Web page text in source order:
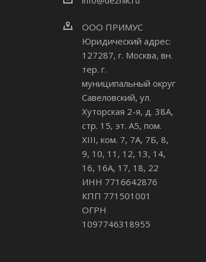
ООО ПРИМУС
Юридический адрес:
127287, г. Москва, вн.
тер. г.
муниципальный округ
Савеловский, ул.
Хуторская 2-я, д. 38А,
стр. 15, эт. А5, пом.
XIII, ком. 7, 7А, 7Б, 8,
9, 10, 11, 12, 13, 14,
16, 16А, 17, 18, 22
ИНН 7716642876
КПП 771501001
ОГРН
1097746318955